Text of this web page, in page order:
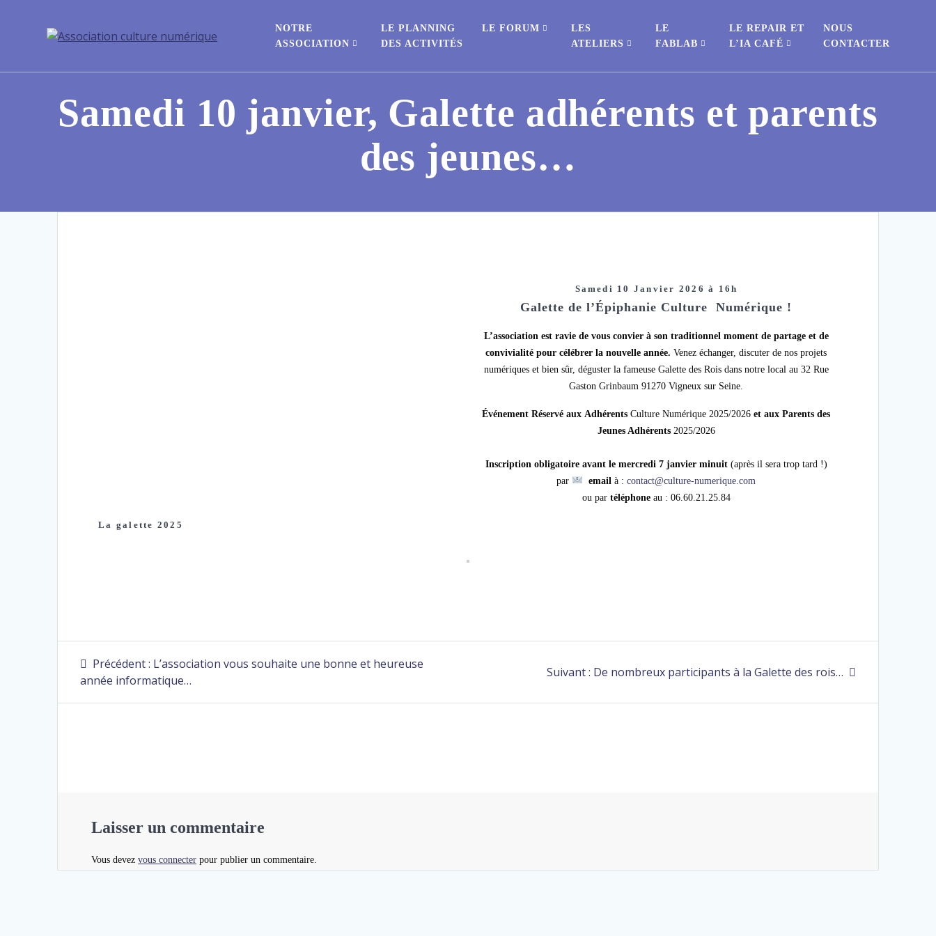
NOTRE
ASSOCIATION
LE PLANNING
DES ACTIVITÉS
LE FORUM
LES
ATELIERS
LE
FABLAB
LE REPAIR ET
L’IA CAFÉ
NOUS
CONTACTER
Samedi 10 janvier, Galette adhérents et parents
des jeunes…
Samedi 10 Janvier 2026 à 16h
Galette de l’Épiphanie Culture Numérique !
L’association est ravie de vous convier à son traditionnel moment de partage et de
convivialité pour célébrer la nouvelle année. Venez échanger, discuter de nos projets
numériques et bien sûr, déguster la fameuse Galette des Rois dans notre local au 32 Rue
Gaston Grinbaum 91270 Vigneux sur Seine.
Événement Réservé aux Adhérents Culture Numérique 2025/2026et aux Parents des
Jeunes Adhérents2025/2026
Inscription obligatoire avant le mercredi 7 janvier minuit (après il sera trop tard !)
par
email à :contact@culture-numerique.com
ou par téléphoneau : 06.60.21.25.84
La galette 2025
Précédent : L’association vous souhaite une bonne et heureuse
année informatique…
Suivant : De nombreux participants à la Galette des rois…
Laisser un commentaire
Vous devezvous connecter pour publier un commentaire.